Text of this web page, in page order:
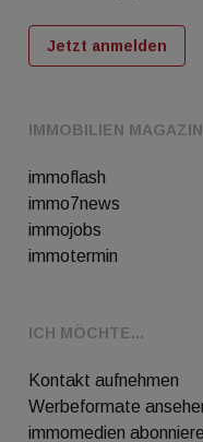
IMMOBILIEN MAGAZIN
immoflash
immo7news
immojobs
immotermin
ICH MÖCHTE...
Kontakt aufnehmen
Werbeformate
immomedien
Jetzt anmelden